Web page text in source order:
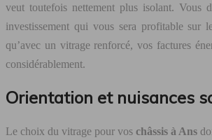
veut toutefois nettement plus isolant. Vous
investissement qui vous sera profitable sur
qu’avec un vitrage renforcé, vos factures
considérablement.
Orientation et nuisances
Le choix du vitrage pour vos châssis à Ans